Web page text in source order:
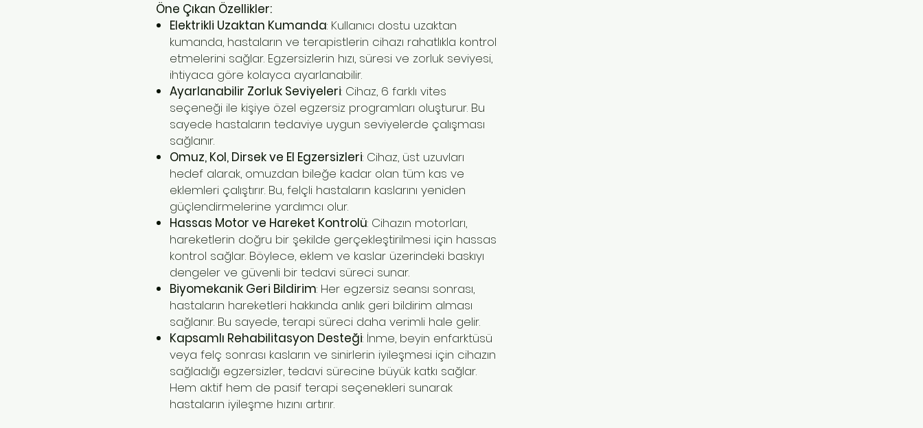
Öne Çıkan Özellikler:
Elektrikli Uzaktan Kumanda: Kullanıcı dostu uzaktan
kumanda, hastaların ve terapistlerin cihazı rahatlıkla kontrol
etmelerini sağlar. Egzersizlerin hızı, süresi ve zorluk seviyesi,
ihtiyaca göre kolayca ayarlanabilir.
Ayarlanabilir Zorluk Seviyeleri: Cihaz, 6 farklı vites
seçeneği ile kişiye özel egzersiz programları oluşturur. Bu
sayede hastaların tedaviye uygun seviyelerde çalışması
sağlanır.
Omuz, Kol, Dirsek ve El Egzersizleri: Cihaz, üst uzuvları
hedef alarak, omuzdan bileğe kadar olan tüm kas ve
eklemleri çalıştırır. Bu, felçli hastaların kaslarını yeniden
güçlendirmelerine yardımcı olur.
Hassas Motor ve Hareket Kontrolü: Cihazın motorları,
hareketlerin doğru bir şekilde gerçekleştirilmesi için hassas
kontrol sağlar. Böylece, eklem ve kaslar üzerindeki baskıyı
dengeler ve güvenli bir tedavi süreci sunar.
Biyomekanik Geri Bildirim: Her egzersiz seansı sonrası,
hastaların hareketleri hakkında anlık geri bildirim alması
sağlanır. Bu sayede, terapi süreci daha verimli hale gelir.
Kapsamlı Rehabilitasyon Desteği: İnme, beyin enfarktüsü
veya felç sonrası kasların ve sinirlerin iyileşmesi için cihazın
sağladığı egzersizler, tedavi sürecine büyük katkı sağlar.
Hem aktif hem de pasif terapi seçenekleri sunarak
hastaların iyileşme hızını artırır.